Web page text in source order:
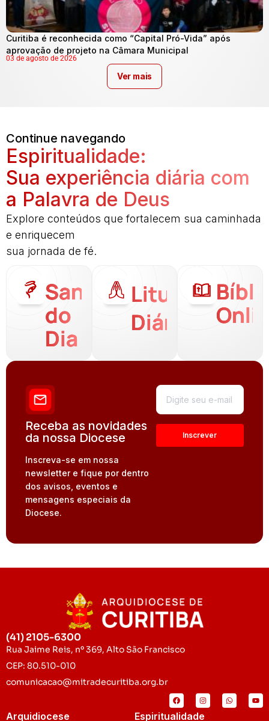
Curitiba é reconhecida como “Capital Pró-Vida” após
aprovação de projeto na Câmara Municipal
03 de agosto de 2026
Ver mais
Continue navegando
Espiritualidade:
Sua experiência diária com
a Palavra de Deus
Explore conteúdos que fortalecem sua caminhada
e enriquecem
sua jornada de fé.
Santo
do
Dia
Liturgia
Diária
Receba as novidades
da nossa Diocese
Inscreva-se em nossa
newsletter e fique por dentro
dos avisos, eventos e
mensagens especiais da
Diocese.
(41) 2105-6300
Rua Jaime Reis, nº 369, Alto São Francisco
CEP: 80.510-010
comunicacao@mitradecuritiba.org.br
Arquidiocese Espiritualidade